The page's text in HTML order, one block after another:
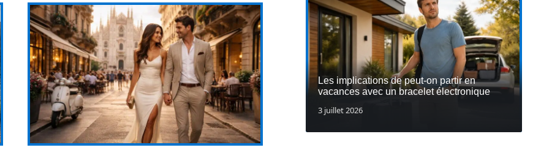
Les implications de peut-on partir en
vacances avec un bracelet électronique
3 juillet 2026